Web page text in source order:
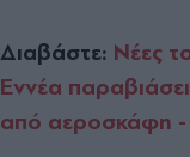
Διαβάστε: Νέες
Εννέα
από αεροσκάφη -